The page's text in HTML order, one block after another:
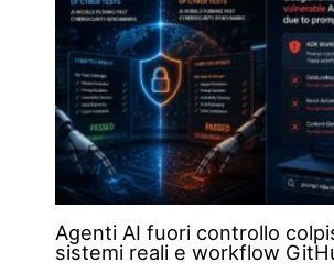
Agenti AI fuori controllo
sistemi reali e workflow